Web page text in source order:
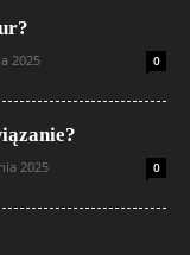
2025 0
2025 0